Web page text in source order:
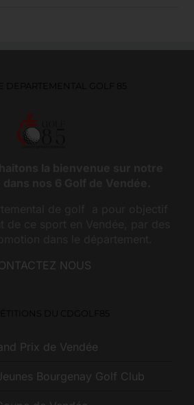
NOUS
Prix de Vendée
Bourgenay Golf Club